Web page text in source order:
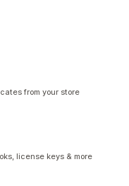
from your store
license keys & more